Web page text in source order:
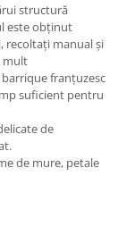
structură
este obţinut
recoltaţi manual şi
mult
franțuzesc
suficient pentru
de
de mure, petale